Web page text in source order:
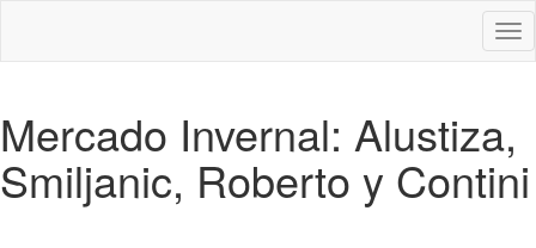
Mercado Invernal: Alustiza,
Smiljanic, Roberto y Contini